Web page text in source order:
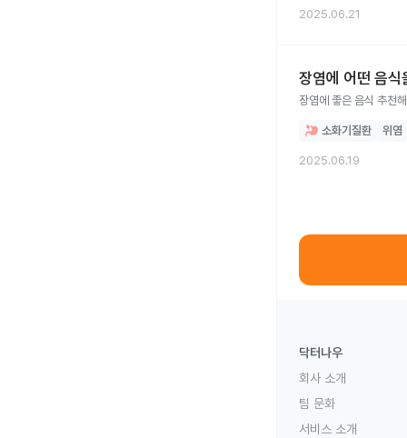
2025.06.21
장염에 어떤 음
장염에 좋은 음식 추천
소화기질환 위염
2025.06.19
닥터나우
회사 소개
팀 문화
서비스 소개